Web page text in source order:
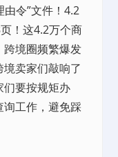
令”文件！4.2
！这4.2万个商
境圈频繁爆发
卖家们敲响了
们要按规矩办
工作，避免踩